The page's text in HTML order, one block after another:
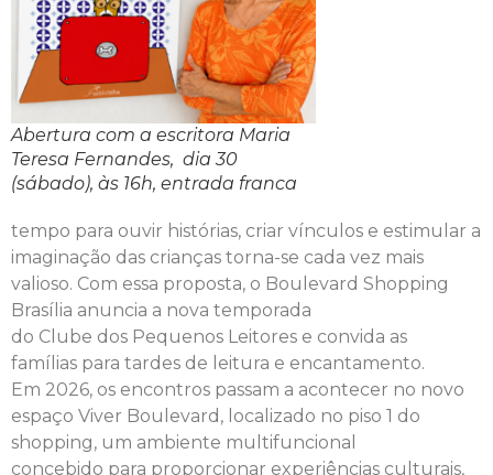
Abertura com a escritora Maria
Teresa Fernandes, dia 30
(sábado), às 16h, entrada franca
tempo para ouvir histórias, criar vínculos e estimular a
imaginação das crianças torna-se cada vez mais
valioso. Com essa proposta, o Boulevard Shopping
Brasília anuncia a nova temporada
do Clube dos Pequenos Leitores e convida as
famílias para tardes de leitura e encantamento.
Em 2026, os encontros passam a acontecer no novo
espaço Viver Boulevard, localizado no piso 1 do
shopping, um ambiente multifuncional
concebido para proporcionar experiências culturais,